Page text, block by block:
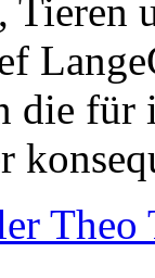
Tieren
die für
Theo